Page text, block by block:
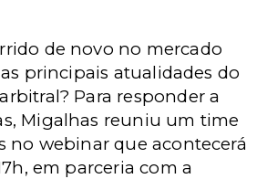
de novo no mercado
principais atualidades do
Para responder a
Migalhas reuniu um time
no webinar que acontecerá
em parceria com a